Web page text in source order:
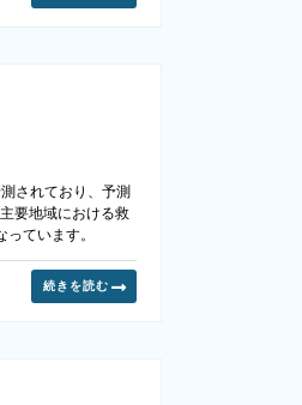
されており、予測
要地域における救
ています。
続きを読む